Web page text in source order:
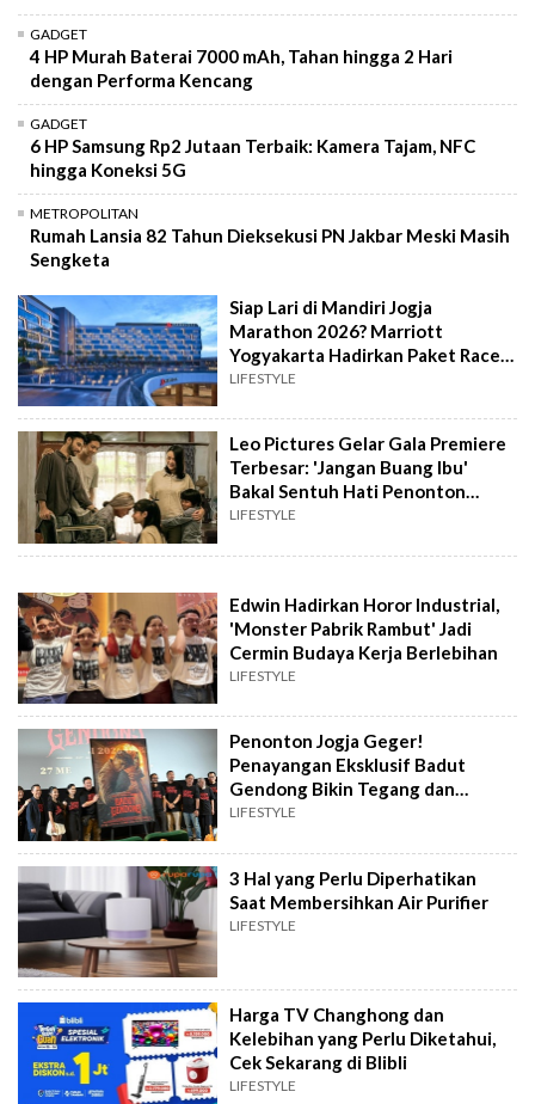
GADGET
4 HP Murah Baterai 7000 mAh, Tahan hingga 2 Hari
dengan Performa Kencang
GADGET
6 HP Samsung Rp2 Jutaan Terbaik: Kamera Tajam, NFC
hingga Koneksi 5G
METROPOLITAN
Rumah Lansia 82 Tahun Dieksekusi PN Jakbar Meski Masih
Sengketa
Siap Lari di Mandiri Jogja
Marathon 2026? Marriott
Yogyakarta Hadirkan Paket Race
& Rest Bagi Pelari
LIFESTYLE
Leo Pictures Gelar Gala Premiere
Terbesar: 'Jangan Buang Ibu'
Bakal Sentuh Hati Penonton
Indonesia
LIFESTYLE
Edwin Hadirkan Horor Industrial,
'Monster Pabrik Rambut' Jadi
Cermin Budaya Kerja Berlebihan
LIFESTYLE
Penonton Jogja Geger!
Penayangan Eksklusif Badut
Gendong Bikin Tegang dan
Campur Aduk Emosi
LIFESTYLE
3 Hal yang Perlu Diperhatikan
Saat Membersihkan Air Purifier
LIFESTYLE
Harga TV Changhong dan
Kelebihan yang Perlu Diketahui,
Cek Sekarang di Blibli
LIFESTYLE